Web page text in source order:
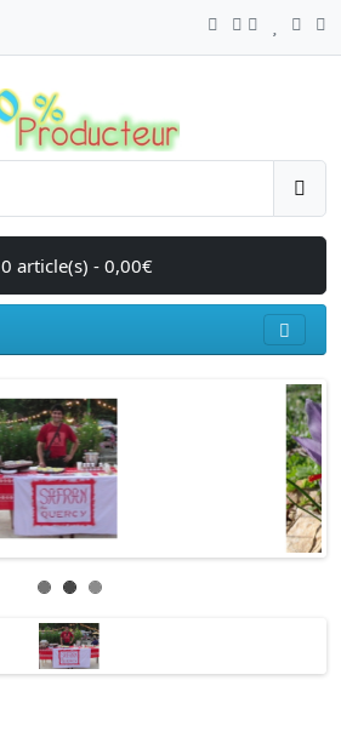
0 article(s) - 0,00€